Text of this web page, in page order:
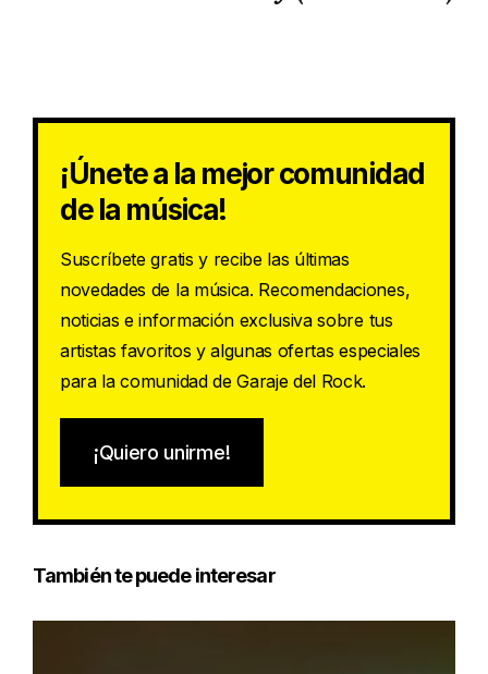
¡Únete a la mejor comunidad
de la música!
Suscríbete gratis y recibe las últimas
novedades de la música. Recomendaciones,
noticias e información exclusiva sobre tus
artistas favoritos y algunas ofertas especiales
para la comunidad de Garaje del Rock.
¡Quiero unirme!
También te puede interesar